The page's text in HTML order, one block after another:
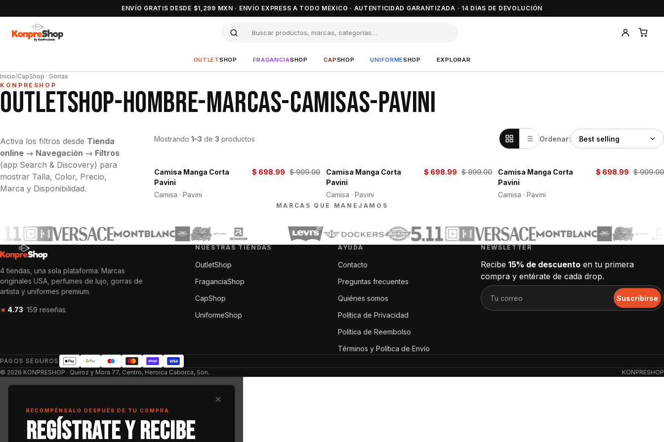
ENVÍO GRATIS DESDE $1,299 MXN · ENVÍO EXPRESS A TODO MÉXICO · AUTENTICIDAD GARANTIZADA · 14 DÍAS DE DEVOLUCIÓN
OUTLETSHOP FRAGANCIASHOP CAPSHOP UNIFORMESHOP EXPLORAR
Inicio/CapShop · Gorras
KONPRESHOP
OUTLETSHOP-HOMBRE-MARCAS-CAMISAS-PAVINI
Activa los filtros desde Tienda
online → Navegación → Filtros
(app Search & Discovery) para
mostrar Talla, Color, Precio,
Marca y Disponibilidad.
Mostrando 1–3 de 3 productos Ordenar:
-30%
Camisa Manga Corta
Pavini
$ 698.99 $ 999.00
Camisa · Pavini
-30%
Camisa Manga Corta
Pavini
$ 698.99 $ 999.00
Camisa · Pavini
-30%
Camisa Manga Corta
Pavini
$ 698.99 $ 999.00
Camisa · Pavini
MARCAS QUE MANEJAMOS
4 tiendas, una sola plataforma. Marcas
originales USA, perfumes de lujo, gorras de
artista y uniformes premium.
★ 4.73· 159 reseñas
NUESTRAS TIENDAS
OutletShop
FraganciaShop
CapShop
UniformeShop
AYUDA
Contacto
Preguntas frecuentes
Quiénes somos
Política de Privacidad
Política de Reembolso
Términos y Política de Envío
NEWSLETTER
Recibe 15% de descuento en tu primera
compra y entérate de cada drop.
Suscribirse
PAGOS SEGUROS
© 2026 KONPRESHOP · Quiroz y Mora 77, Centro, Heroica Caborca, Son.
KONPRESHOP
✕
RECOMPÉNSALO DESPUÉS DE TU COMPRA
Regístrate y recibe